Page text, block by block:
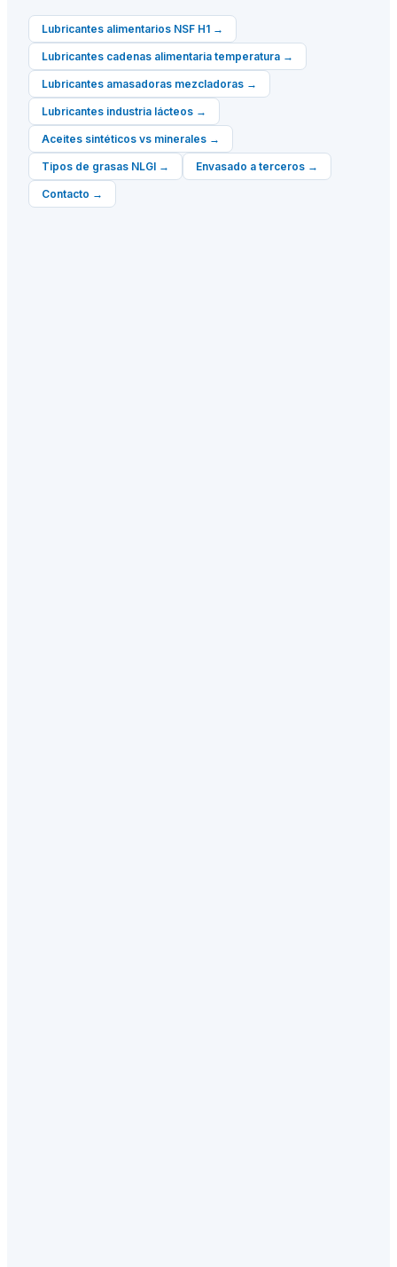
Lubricantes alimentarios NSF H1 →
Lubricantes cadenas alimentaria temperatura →
Lubricantes amasadoras mezcladoras →
Lubricantes industria lácteos →
Aceites sintéticos vs minerales →
Tipos de grasas NLGI → Envasado a terceros →
Contacto →